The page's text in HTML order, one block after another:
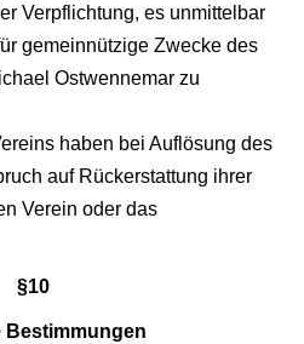
Verpflichtung, es unmittelbar
gemeinnützige Zwecke des
Ostwennemar zu
haben bei Auflösung des
auf Rückerstattung ihrer
Verein oder das
§10
Bestimmungen